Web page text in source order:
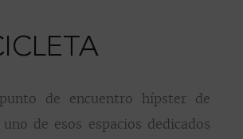
de encuentro hípster de
de esos espacios dedicados